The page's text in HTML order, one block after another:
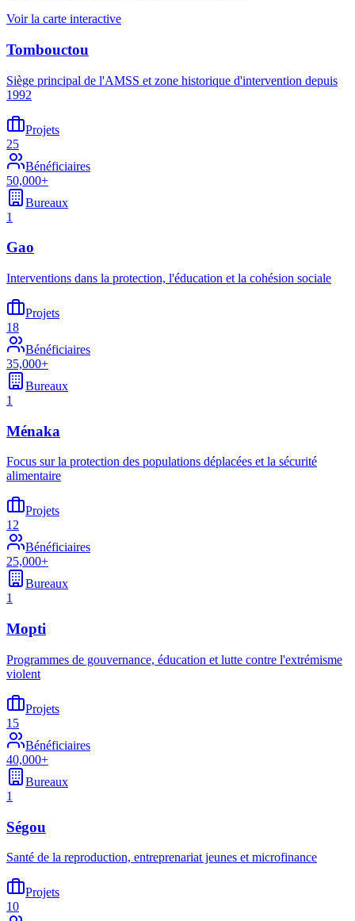
Voir la carte interactive
Tombouctou
Siège principal de l'AMSS et zone historique d'intervention depuis
1992
Projets
25
Bénéficiaires
50,000+
Bureaux
1
Gao
Interventions dans la protection, l'éducation et la cohésion sociale
Projets
18
Bénéficiaires
35,000+
Bureaux
1
Ménaka
Focus sur la protection des populations déplacées et la sécurité
alimentaire
Projets
12
Bénéficiaires
25,000+
Bureaux
1
Mopti
Programmes de gouvernance, éducation et lutte contre l'extrémisme
violent
Projets
15
Bénéficiaires
40,000+
Bureaux
1
Ségou
Santé de la reproduction, entreprenariat jeunes et microfinance
Projets
10